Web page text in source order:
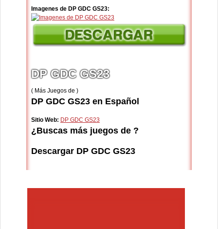
Imagenes de DP GDC GS23:
DP GDC GS23
( Más Juegos de )
DP GDC GS23 en Español
Sitio Web: DP GDC GS23
¿Buscas más juegos de ?
Descargar DP GDC GS23